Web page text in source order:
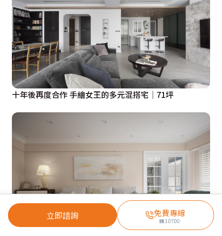
立即諮詢 免費專線
轉10700
十年後再度合作 手繪女王的多元混搭宅│71坪